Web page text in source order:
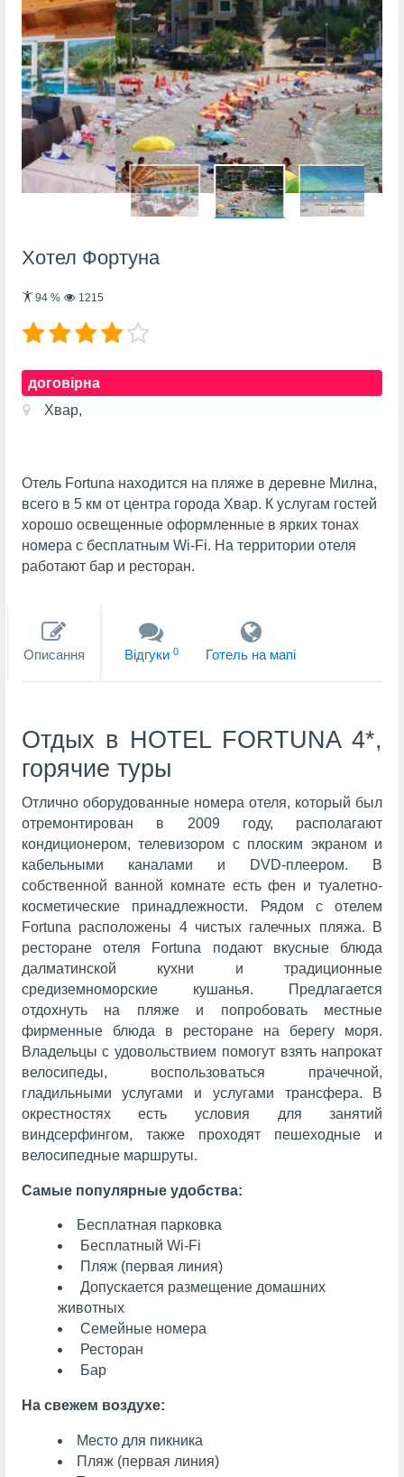
Хотел Фортуна
94% 1215
договірна
Хвар,
Отель Fortuna находится на пляже в деревне Милна,
всего в 5 км от центра города Хвар. К услугам гостей
хорошо освещенные оформленные в ярких тонах
номера с бесплатным Wi-Fi. На территории отеля
работают бар и ресторан.
Описання Вiдгуки 0 Готель на мапi
Отдых в HOTEL FORTUNA 4*,
горячие туры
Отлично оборудованные номера отеля, который был
отремонтирован в 2009 году, располагают
кондиционером, телевизором с плоским экраном и
кабельными каналами и DVD-плеером. В
собственной ванной комнате есть фен и туалетно-
косметические принадлежности. Рядом с отелем
Fortuna расположены 4 чистых галечных пляжа. В
ресторане отеля Fortuna подают вкусные блюда
далматинской кухни и традиционные
средиземноморские кушанья. Предлагается
отдохнуть на пляже и попробовать местные
фирменные блюда в ресторане на берегу моря.
Владельцы с удовольствием помогут взять напрокат
велосипеды, воспользоваться прачечной,
гладильными услугами и услугами трансфера. В
окрестностях есть условия для занятий
виндсерфингом, также проходят пешеходные и
велосипедные маршруты.
Самые популярные удобства:
Бесплатная парковка
Бесплатный Wi-Fi
Пляж (первая линия)
Допускается размещение домашних
животных
Семейные номера
Ресторан
Бар
На свежем воздухе:
Место для пикника
Пляж (первая линия)